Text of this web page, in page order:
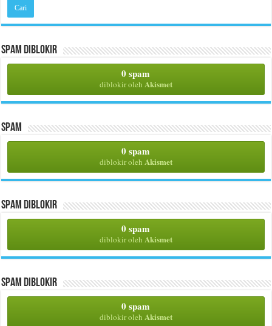
Spam Diblokir
0 spam
diblokir oleh Akismet
Spam
0 spam
diblokir oleh Akismet
Spam Diblokir
0 spam
diblokir oleh Akismet
Spam Diblokir
0 spam
diblokir oleh Akismet